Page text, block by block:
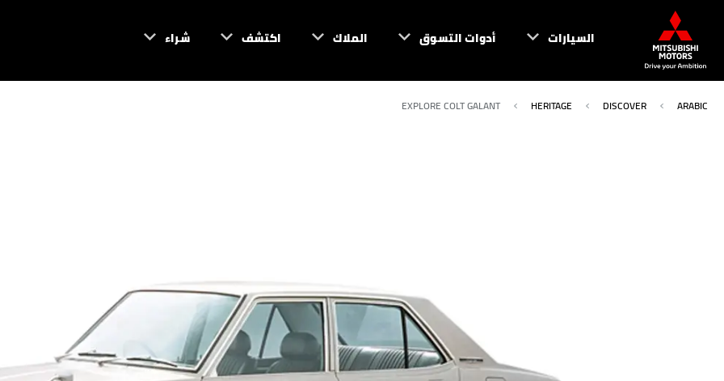
السيارات أدوات التسوق الملاك اكتشف شراء
ARABIC
DISCOVER
HERITAGE
EXPLORE COLT GALANT